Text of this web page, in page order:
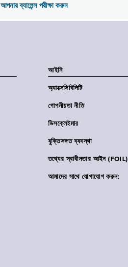
আপনার ব্যালেন্স পরীক্ষা করুন
আইনি
অ্যাক্সেসিবিলিটি
গোপনীয়তা নীতি
ডিসক্লেইমার
যুক্তিসঙ্গত ব্যবস্থা
তথ্যের স্বাধীনতার আইন (FOIL)
আমাদের সাথে যোগাযোগ করুন: